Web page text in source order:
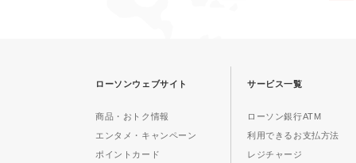
ローソンウェブサイト
商品・おトク情報
エンタメ・キャンペーン
ポイントカード
サービス一覧
ローソン銀行ATM
利用できるお支払方法
レジチャージ